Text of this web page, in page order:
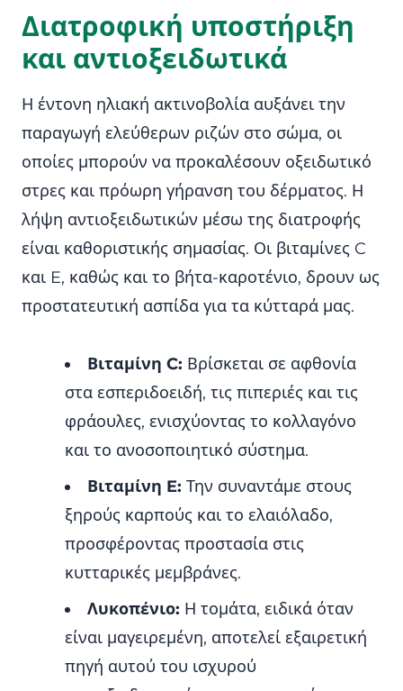
Διατροφική υποστήριξη
και αντιοξειδωτικά
Η έντονη ηλιακή ακτινοβολία αυξάνει την
παραγωγή ελεύθερων ριζών στο σώμα, οι
οποίες μπορούν να προκαλέσουν οξειδωτικό
στρες και πρόωρη γήρανση του δέρματος. Η
λήψη αντιοξειδωτικών μέσω της διατροφής
είναι καθοριστικής σημασίας. Οι βιταμίνες C
και E, καθώς και το βήτα-καροτένιο, δρουν ως
προστατευτική ασπίδα για τα κύτταρά μας.
Βιταμίνη C: Βρίσκεται σε αφθονία
στα εσπεριδοειδή, τις πιπεριές και τις
φράουλες, ενισχύοντας το κολλαγόνο
και το ανοσοποιητικό σύστημα.
Βιταμίνη E: Την συναντάμε στους
ξηρούς καρπούς και το ελαιόλαδο,
προσφέροντας προστασία στις
κυτταρικές μεμβράνες.
Λυκοπένιο: Η τομάτα, ειδικά όταν
είναι μαγειρεμένη, αποτελεί εξαιρετική
πηγή αυτού του ισχυρού